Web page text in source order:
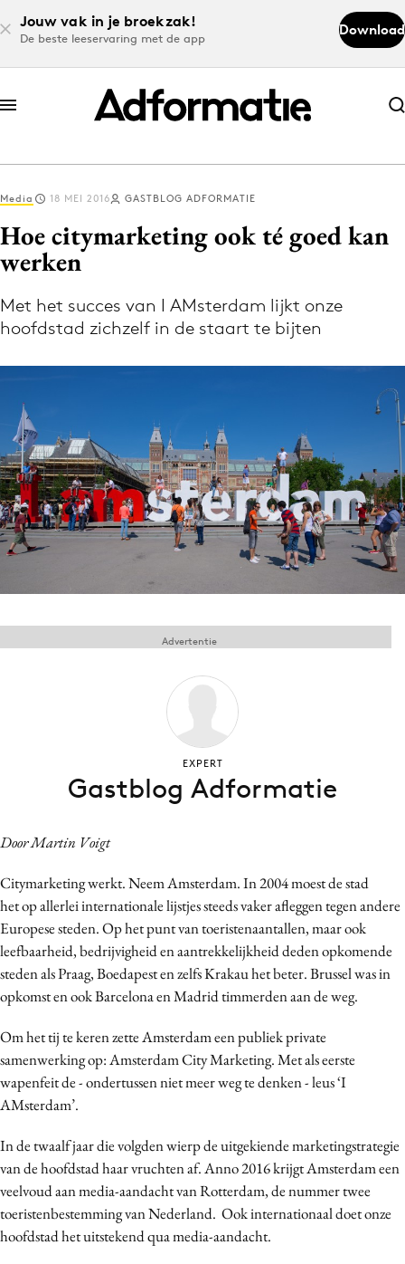
Jouw vak in je broekzak!
De beste leeservaring met de app
Download
Abonneer nu
Abonneer nu
Log in
Volg het laatste nieuws via de Adformatie
Nieuws app
Menu
Home
9 sept: GenAI-training
Adverteren
Events
Opleidingen
Artificial Intelligence
Carriere
Contentmarketing
Craft
Customer Experience
Data & Insights
Digital transformation
Diversiteit
Effectiviteit
Influencer marketing
Interne communicatie
Martech
Media
Media 18 MEI 2016 GASTBLOG ADFORMATIE
Hoe citymarketing ook té goed kan
werken
Met het succes van I AMsterdam lijkt onze
hoofdstad zichzelf in de staart te bijten
Door Martin Voigt
Citymarketing werkt. Neem Amsterdam. In 2004 moest de stad
het op allerlei internationale lijstjes steeds vaker afleggen tegen andere
Europese steden. Op het punt van toeristenaantallen, maar ook
leefbaarheid, bedrijvigheid en aantrekkelijkheid deden opkomende
steden als Praag, Boedapest en zelfs Krakau het beter. Brussel was in
opkomst en ook Barcelona en Madrid timmerden aan de weg.
Om het tij te keren zette Amsterdam een publiek private
samenwerking op: Amsterdam City Marketing. Met als eerste
wapenfeit de - ondertussen niet meer weg te denken - leus ‘I
AMsterdam’.
In de twaalf jaar die volgden wierp de uitgekiende marketingstrategie
van de hoofdstad haar vruchten af. Anno 2016 krijgt Amsterdam een
veelvoud aan media-aandacht van Rotterdam, de nummer twee
toeristenbestemming van Nederland. Ook internationaal doet onze
hoofdstad het uitstekend qua media-aandacht.
Advertentie
EXPERT
Gastblog Adformatie